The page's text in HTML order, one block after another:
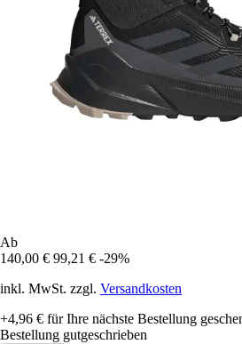
Ab
140,00 € 99,21 € -29%
inkl. MwSt. zzgl. Versandkosten
+4,96 € für Ihre nächste Bestellung
Bestellung gutgeschrieben